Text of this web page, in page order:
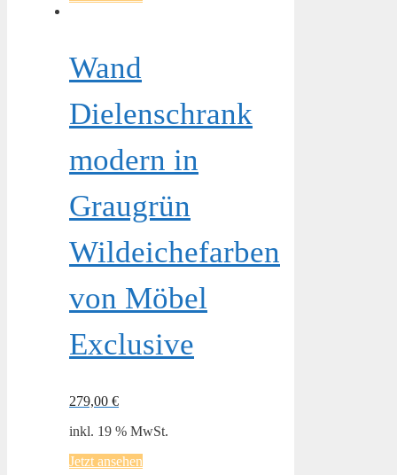
Wand
Dielenschrank
modern in
Graugrün
Wildeichefarben
von Möbel
Exclusive
279,00 €
inkl. 19 % MwSt.
Jetzt ansehen